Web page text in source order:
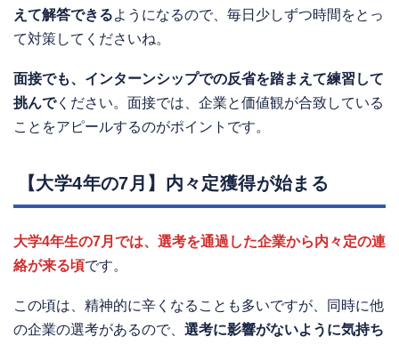
えて解答できるようになるので、毎日少しずつ時間をとっ
て対策してくださいね。
面接でも、インターンシップでの反省を踏まえて練習して
挑んでください。面接では、企業と価値観が合致している
ことをアピールするのがポイントです。
【大学4年の7月】内々定獲得が始まる
大学4年生の7月では、選考を通過した企業から内々定の連
絡が来る頃です。
この頃は、精神的に辛くなることも多いですが、同時に他
の企業の選考があるので、 選考に影響がないように気持ち